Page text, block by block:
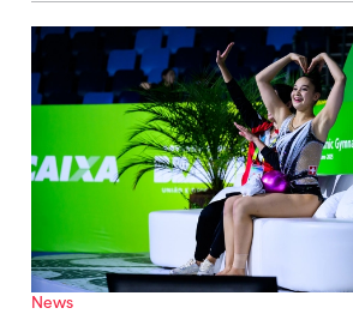
News
Ziele in Rio de Janeiro